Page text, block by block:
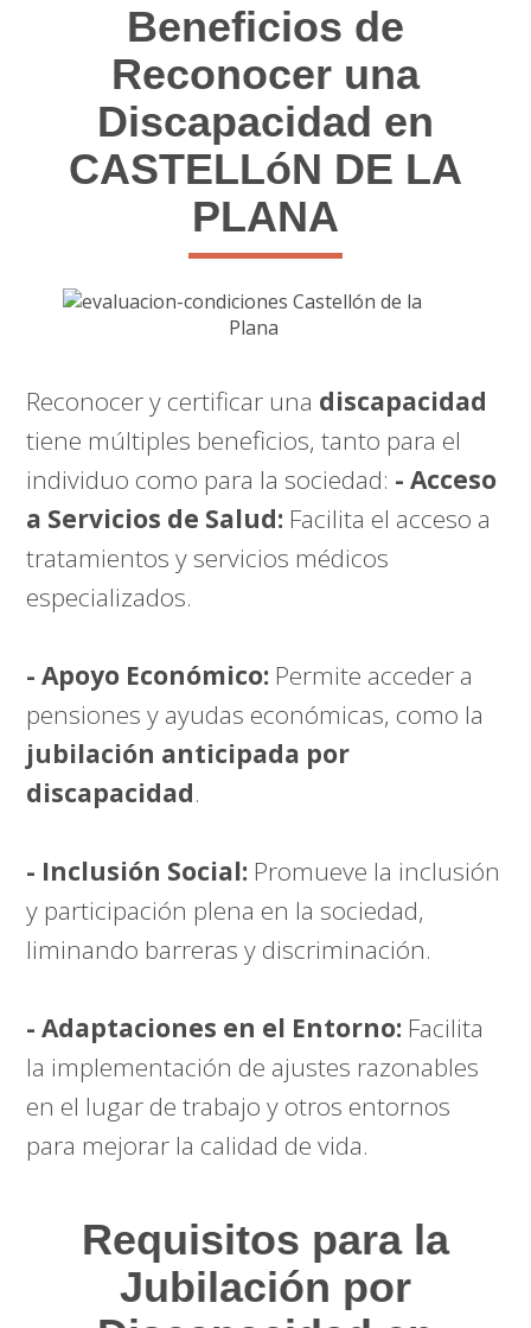
Beneficios de
Reconocer una
Discapacidad en
CASTELLóN DE LA
PLANA
Reconocer y certificar una discapacidad
tiene múltiples beneficios, tanto para el
individuo como para la sociedad: - Acceso
a Servicios de Salud: Facilita el acceso a
tratamientos y servicios médicos
especializados.
- Apoyo Económico: Permite acceder a
pensiones y ayudas económicas, como la
jubilación anticipada por
discapacidad.
- Inclusión Social: Promueve la inclusión
y participación plena en la sociedad,
liminando barreras y discriminación.
- Adaptaciones en el Entorno: Facilita
la implementación de ajustes razonables
en el lugar de trabajo y otros entornos
para mejorar la calidad de vida.
Requisitos para la
Jubilación por